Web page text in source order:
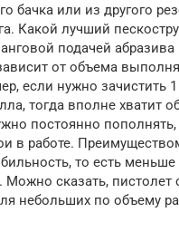
бачка или из другого
Какой лучший
подачей абразива
от объема
если нужно зачистить
тогда вполне хватит
постоянно пополнять,
в работе.
то есть
Можно сказать, пистолет
небольших по объему